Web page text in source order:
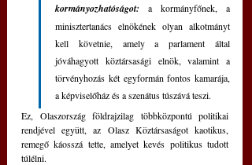
kormányozhatóságot: a kormányfőnek, a
minisztertanács elnökének olyan alkotmányt
kell követnie, amely a parlament által
jóváhagyott köztársasági elnök, valamint a
törvényhozás két egyformán fontos kamarája,
a képviselőház és a szenátus túszává teszi.
Ez, Olaszország földrajzilag többközpontú politikai
rendjével együtt, az Olasz Köztársaságot kaotikus,
remegő káosszá tette, amelyet kevés politikus tudott
túlélni.